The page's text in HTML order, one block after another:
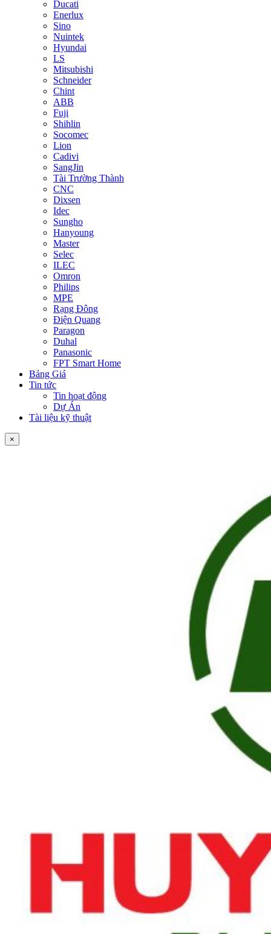
Ducati
Enerlux
Sino
Nuintek
Hyundai
LS
Mitsubishi
Schneider
Chint
ABB
Fuji
Shihlin
Socomec
Lion
Cadivi
SangJin
Tài Trường Thành
CNC
Dixsen
Idec
Sungho
Hanyoung
Master
Selec
ILEC
Omron
Philips
MPE
Rạng Đông
Điện Quang
Paragon
Duhal
Panasonic
FPT Smart Home
Bảng Giá
Tin tức
Tin hoạt động
Dự Án
Tài liệu kỹ thuật
×